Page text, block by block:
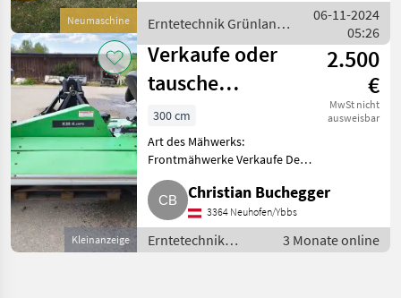
Neumaschine
Kreiselmähwerk -
Trommelmähwerk in
Erntetechnik Grünland
/ Sonstige
06-11-2024
05:26
Kleinanzeige
Verkaufe oder
tausche
Mähwerk Deutz
Fahr KM 4.29FS
2.500
€
MwSt nicht
ausweisbar
300 cm
Art des Mähwerks:
Frontmähwerke Verkaufe Deutz
Fahr KM 4.29FS Mähwerk. 3 m
AB. Balken verzogen, mäht aber
sehr gut und läuft rund. Oder
tausche gegen ein
Heckmähwerk
Christian Buchegger
3364 Neuhofen/Ybbs
Erntetechnik
Grünland /
3 Monate online